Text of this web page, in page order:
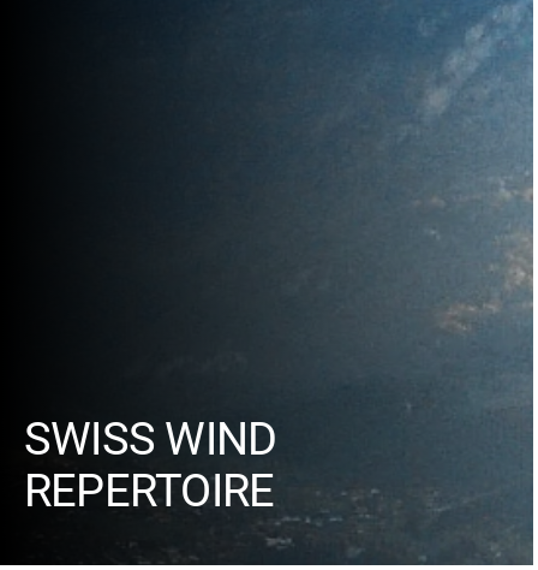
SWISS WIND
REPERTOIRE